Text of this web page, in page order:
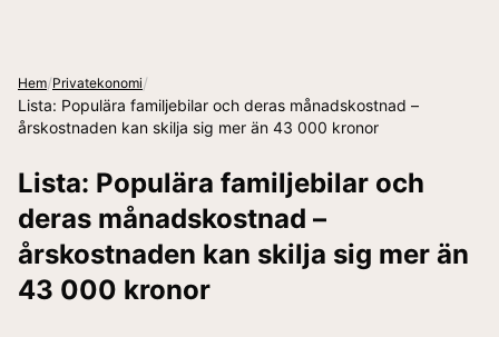
Hem/Privatekonomi/
Lista: Populära familjebilar och deras månadskostnad –
årskostnaden kan skilja sig mer än 43 000 kronor
Lista: Populära familjebilar och
deras månadskostnad –
årskostnaden kan skilja sig mer än
43 000 kronor